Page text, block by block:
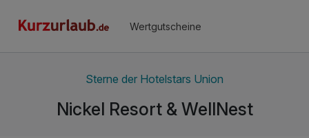
Wertgutscheine
Sterne der Hotelstars Union
Nickel Resort & WellNest